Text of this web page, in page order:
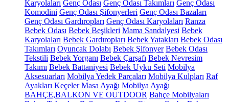
Karyolaları Genç Odası Genç Odası Takımları Genç Odası
Komodini Genç Odası Şifonyerleri Genç Odası Bazaları
Genç Odası Gardıropları Genç Odası Karyolaları Ranza
Bebek Odası Bebek Beşikleri Mama Sandalyesi Bebek
Karyolaları Bebek Gardıropları Bebek Yatakları Bebek Odası
Takımları Oyuncak Dolabı Bebek Şifonyer Bebek Odası
Tekstili Bebek Yorganı Bebek Çarşafı Bebek Nevresim
Takımı Bebek Battaniyesi Bebek Uyku Seti Mobilya
Aksesuarları Mobilya Yedek Parçaları Mobilya Kulpları Raf
Ayakları Keçeler Masa Ayağı Mobilya Ayağı
BAHÇE,BALKON VE OUTDOOR Bahçe Mobilyaları